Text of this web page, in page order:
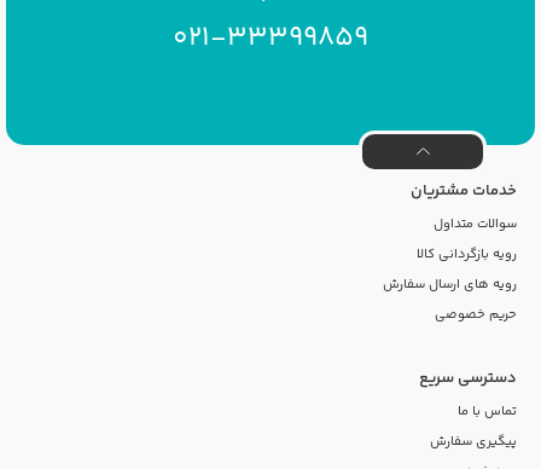
021-33399859
خدمات مشتریان
سوالات متداول
رویه بازگردانی کالا
رویه های ارسال سفارش
حریم خصوصی
دسترسی سریع
تماس با ما
پیگیری سفارش